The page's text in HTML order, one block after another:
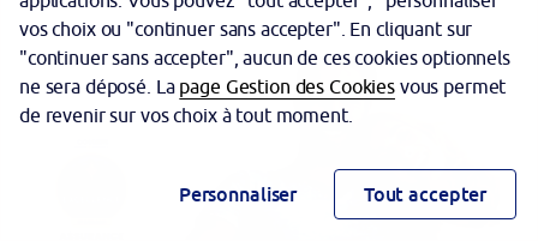
vos choix ou "continuer sans accepter". En cliquant sur
"continuer sans accepter", aucun de ces cookies optionnels
ne sera déposé. La page Gestion des Cookiesvous permet
de revenir sur vos choix à tout moment.
Personnaliser Tout accepter